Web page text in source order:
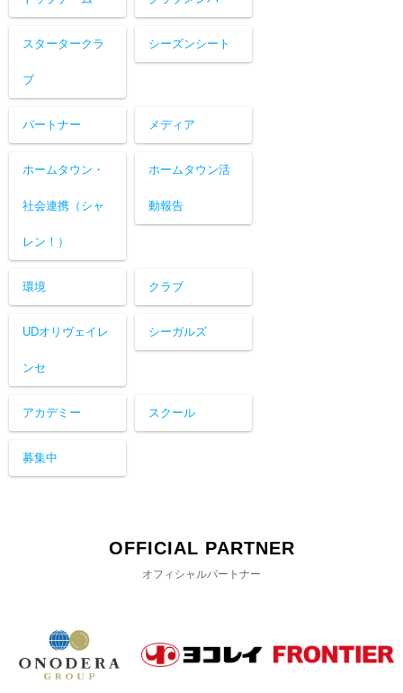
スタータークラ
ブ
シーズンシート
パートナー メディア
ホームタウン・
社会連携（シャ
レン！）
ホームタウン活
動報告
環境 クラブ
UDオリヴェイレ
ンセ
シーガルズ
アカデミー スクール
募集中
OFFICIAL PARTNER
オフィシャルパートナー